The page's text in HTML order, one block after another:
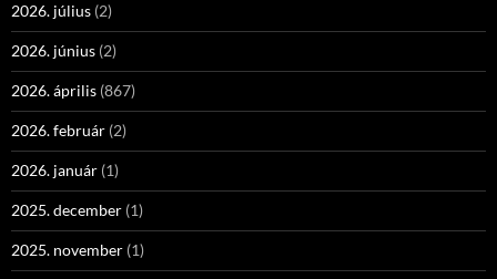
2026. július (2)
2026. június (2)
2026. április (867)
2026. február (2)
2026. január (1)
2025. december (1)
2025. november (1)